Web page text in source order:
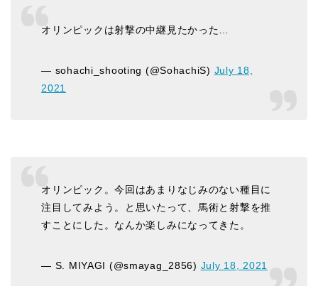
オリンピックは射撃の中継見たかった…
— sohachi_shooting (@SohachiS) July 18,
2021
オリンピック。今回はあまりなじみのない種目に
注目してみよう。と思いたって、馬術と射撃を推
すことにした。なんか楽しみになってきた。
— S. MIYAGI (@smayag_2856) July 18, 2021